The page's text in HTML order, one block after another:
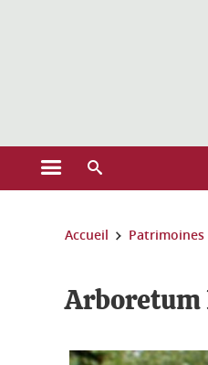
Ouvrir le menu principal
Vous êtes ici :
Accueil Patrimoines
Arboretum